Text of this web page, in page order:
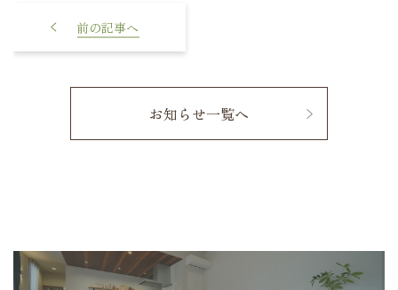
定8名】3/29(日) 誰のためで
もない、自分のために。一歩
ルな体験談。
お知らせ一覧へ